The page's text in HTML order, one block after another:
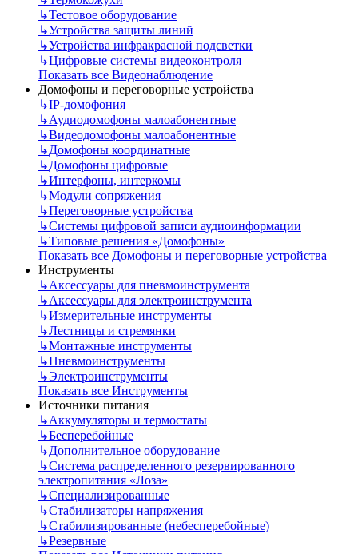
↳Тестовое оборудование
↳Устройства защиты линий
↳Устройства инфракрасной подсветки
↳Цифровые системы видеоконтроля
Показать все Видеонаблюдение
Домофоны и переговорные устройства
↳IP-домофония
↳Аудиодомофоны малоабонентные
↳Видеодомофоны малоабонентные
↳Домофоны координатные
↳Домофоны цифровые
↳Интерфоны, интеркомы
↳Модули сопряжения
↳Переговорные устройства
↳Системы цифровой записи аудиоинформации
↳Типовые решения «Домофоны»
Показать все Домофоны и переговорные устройства
Инструменты
↳Аксессуары для пневмоинструмента
↳Аксессуары для электроинструмента
↳Измерительные инструменты
↳Лестницы и стремянки
↳Монтажные инструменты
↳Пневмоинструменты
↳Электроинструменты
Показать все Инструменты
Источники питания
↳Аккумуляторы и термостаты
↳Бесперебойные
↳Дополнительное оборудование
↳Система распределенного резервированного
электропитания «Лоза»
↳Специализированные
↳Стабилизаторы напряжения
↳Стабилизированные (небесперебойные)
↳Резервные